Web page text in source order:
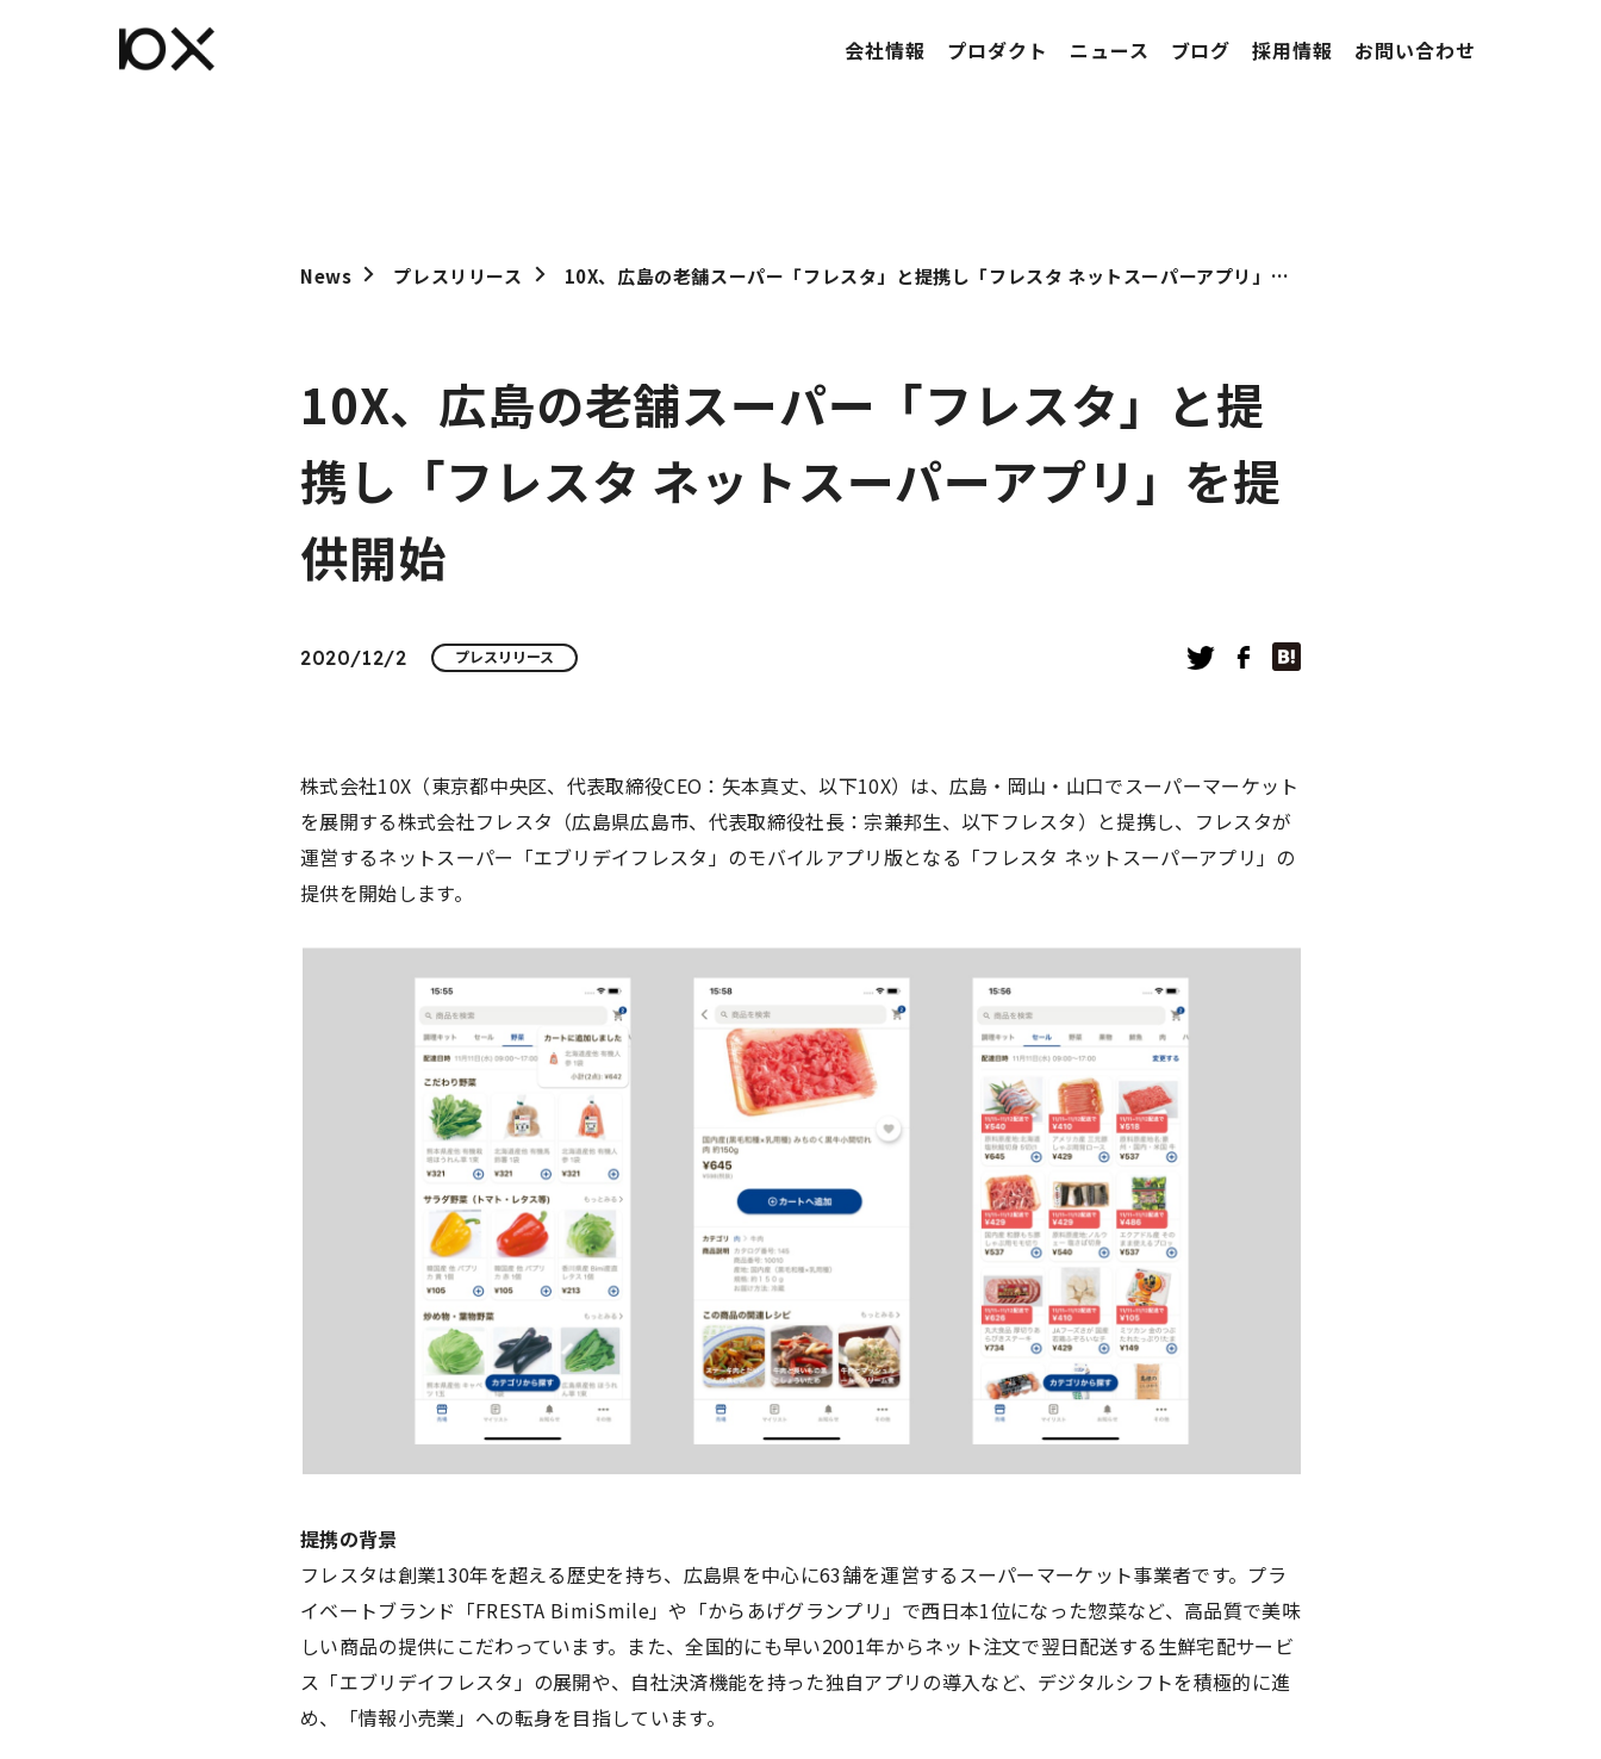
News プレスリリース 10X、広島の老舗スーパー「フレスタ」と提携し「フレスタ ネットスーパーアプリ」を提供開始
10X、広島の老舗スーパー「フレスタ」と提
携し「フレスタ ネットスーパーアプリ」を提
供開始
2020/12/2 プレスリリース
株式会社10X（東京都中央区、代表取締役CEO：矢本真丈、以下10X）は、広島・岡山・山口でスーパーマーケット
を展開する株式会社フレスタ（広島県広島市、代表取締役社長：宗兼邦生、以下フレスタ）と提携し、フレスタが
運営するネットスーパー「エブリデイフレスタ」のモバイルアプリ版となる「フレスタ ネットスーパーアプリ」の
提供を開始します。
提携の背景
フレスタは創業130年を超える歴史を持ち、広島県を中心に63舗を運営するスーパーマーケット事業者です。プラ
イベートブランド「FRESTA BimiSmile」や「からあげグランプリ」で西日本1位になった惣菜など、高品質で美味
しい商品の提供にこだわっています。また、全国的にも早い2001年からネット注文で翌日配送する生鮮宅配サービ
ス「エブリデイフレスタ」の展開や、自社決済機能を持った独自アプリの導入など、デジタルシフトを積極的に進
め、「情報小売業」への転身を目指しています。
会社情報 プロダクト ニュース ブログ 採用情報 お問い合わせ